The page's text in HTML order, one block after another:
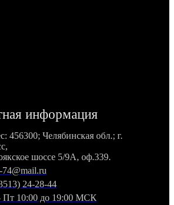
информация
456300; Челябинская обл.; г.
шоссе 5/9А, оф.339.
74@mail.ru
24-28-44
10:00 до 19:00 МСК